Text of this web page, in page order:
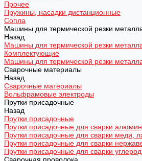
Прочее
Пружины, насадки дистанционные
Сопла
Машины для термической резки
Назад
Машины для термической резки
Комплектующие
Машины для термической резки
Сварочные материалы
Назад
Сварочные материалы
Вольфрамовые электроды
Прутки присадочные
Назад
Прутки присадочные
Прутки присадочные для сварки
Прутки присадочные для сварки меди,
Прутки присадочные для сварки
Прутки присадочные для сварки